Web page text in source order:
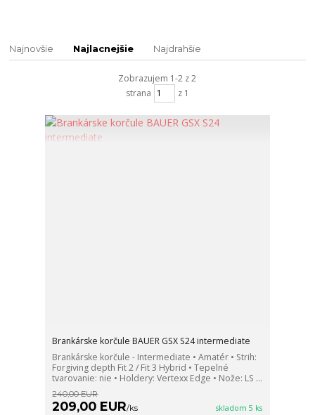
Najnovšie Najlacnejšie Najdrahšie
Zobrazujem 1-2 z 2
strana
z 1
Brankárske korčule BAUER GSX S24 intermediate
Brankárske korčule - Intermediate • Amatér • Strih:
Forgiving depth Fit 2 / Fit 3 Hybrid • Tepelné
tvarovanie: nie • Holdery: Vertexx Edge • Nože: LS ...
240,00 EUR
209,00 EUR/ks skladom 5 ks